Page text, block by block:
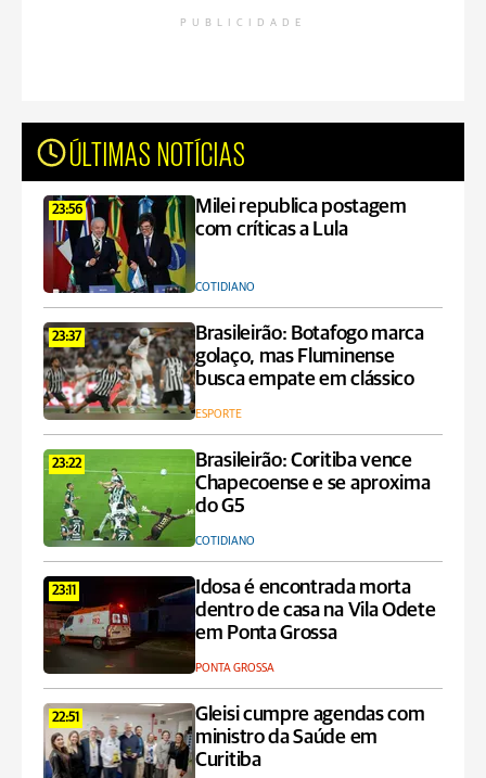
PUBLICIDADE
ÚLTIMAS NOTÍCIAS
23:56
Milei republica postagem
com críticas a Lula
COTIDIANO
23:37
Brasileirão: Botafogo marca
golaço, mas Fluminense
busca empate em clássico
ESPORTE
23:22
Brasileirão: Coritiba vence
Chapecoense e se aproxima
do G5
COTIDIANO
23:11
Idosa é encontrada morta
dentro de casa na Vila Odete
em Ponta Grossa
PONTA GROSSA
22:51
Gleisi cumpre agendas com
ministro da Saúde em
Curitiba